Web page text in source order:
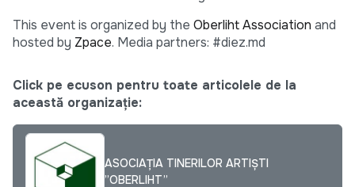
This event is organized by the Oberliht Association and
hosted by Zpace. Media partners: #diez.md
Click pe ecuson pentru toate articolele de la
această organizație:
ASOCIAȚIA TINERILOR ARTIȘTI
”OBERLIHT”